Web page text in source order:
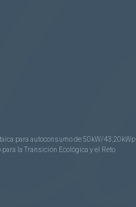
para autoconsumo de 50kW/43,20kWp
la Transición Ecológica y el Reto